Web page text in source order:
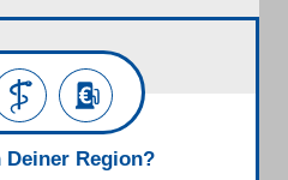
Deiner Region?